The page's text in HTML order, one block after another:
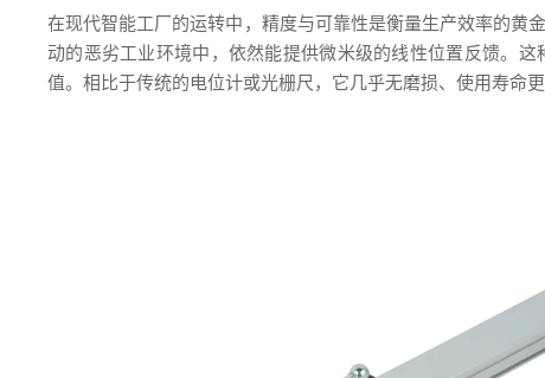
在现代智能工厂的运转中，精度与可靠性是衡量生产效率的黄
动的恶劣工业环境中，依然能提供微米级的线性位置反馈。
值。相比于传统的电位计或光栅尺，它几乎无磨损、使用寿命